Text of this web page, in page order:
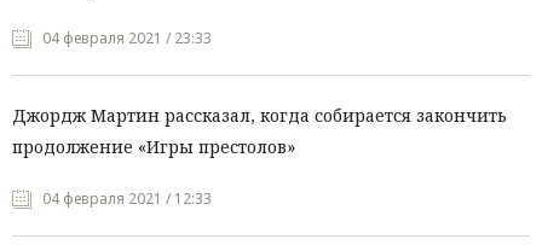
04 февраля 2021 / 23:33
Джордж Мартин рассказал, когда собирается закончить
продолжение «Игры престолов»
04 февраля 2021 / 12:33